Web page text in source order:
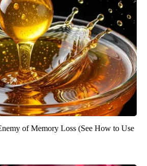
of Memory Loss (See How to Use